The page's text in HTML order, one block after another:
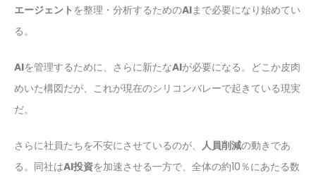
エージェント を整理・分析するためのAIまで必要になり始めてい
る。
AIを管理するために、さらに新たなAIが必要になる。どこか皮肉
めいた構図だが、これが現在のシリコンバレーで起きている現実
だ。
さらに社員たちを不安にさせているのが、 人員削減の動きであ
る。同社はAI投資を加速させる一方で、全体の約10％にあたる数